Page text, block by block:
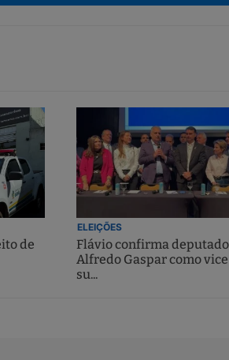
de
ELEIÇÕES
Flávio confirma deputado
Alfredo Gaspar como
su...